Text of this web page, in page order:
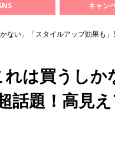
キャン
ない」「スタイルアップ効果も
は買うしか
話題！高見